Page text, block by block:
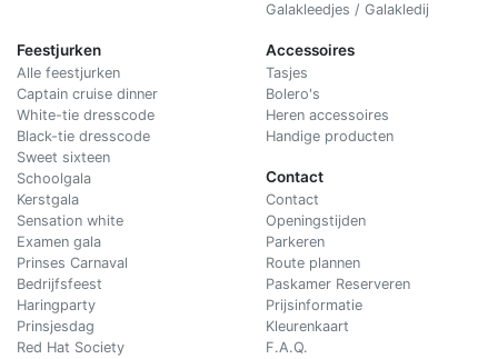
Galakleedjes / Galakledij
Feestjurken
Alle feestjurken
Captain cruise dinner
White-tie dresscode
Black-tie dresscode
Sweet sixteen
Schoolgala
Kerstgala
Sensation white
Examen gala
Prinses Carnaval
Bedrijfsfeest
Haringparty
Prinsjesdag
Red Hat Society
Accessoires
Tasjes
Bolero's
Heren accessoires
Handige producten
Contact
Contact
Openingstijden
Parkeren
Route plannen
Paskamer Reserveren
Prijsinformatie
Kleurenkaart
F.A.Q.